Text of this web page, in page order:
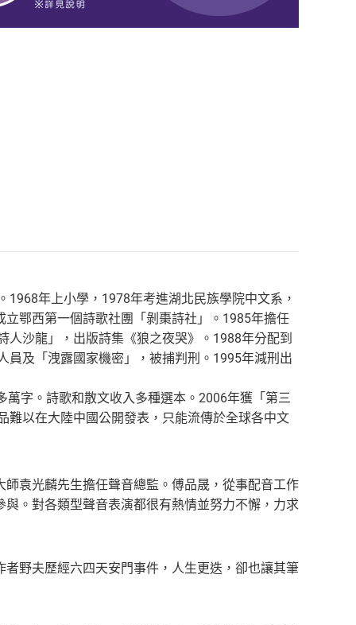
年上小學，1978年考進湖北民族學院中文系，
鄂西第一個詩歌社團「剝棗詩社」。1985年擔任
沙龍」，出版詩集《狼之夜哭》。1988年分配到
及「洩露國家機密」，被捕判刑。1995年減刑出
字。詩歌和散文收入多種選本。2006年獲「第三
難以在大陸中國公開發表，只能流傳於全球各中文
袁光麟先生擔任聲音總監。傅品晟，從事配音工作
。對各類型聲音表演都很有熱情並努力不懈，力求
野夫歷經六四天安門事件，人生更迭，卻也讓其筆